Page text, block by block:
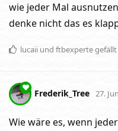
wie jeder Mal
denke nicht das es
lucaii und ftbexpertegefällt
Frederik_Tree 27.
Wie wäre es, wenn